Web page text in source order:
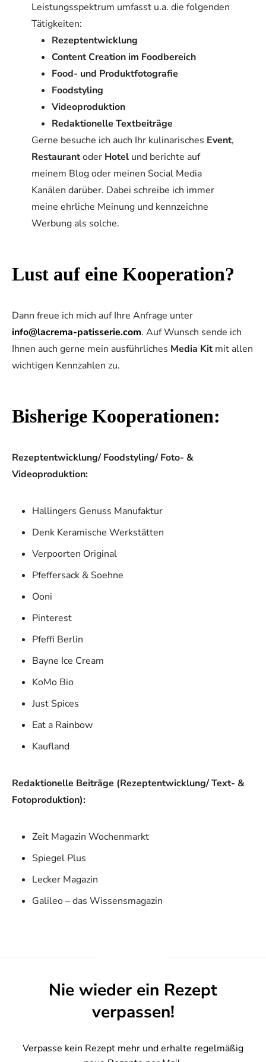
Leistungsspektrum umfasst u.a. die folgenden
Tätigkeiten:
Rezeptentwicklung
Content Creation im Foodbereich
Food- und Produktfotografie
Foodstyling
Videoproduktion
Redaktionelle Textbeiträge
Gerne besuche ich auch Ihr kulinarisches Event,
Restaurantoder Hotelund berichte auf
meinem Blog oder meinen Social Media
Kanälen darüber. Dabei schreibe ich immer
meine ehrliche Meinung und kennzeichne
Werbung als solche.
Lust auf eine Kooperation?
Dann freue ich mich auf Ihre Anfrage unter
info@lacrema-patisserie.com. Auf Wunsch sende ich
Ihnen auch gerne mein ausführliches Media Kitmit allen
wichtigen Kennzahlen zu.
Bisherige Kooperationen:
Rezeptentwicklung/ Foodstyling/ Foto- &
Videoproduktion:
Hallingers Genuss Manufaktur
Denk Keramische Werkstätten
Verpoorten Original
Pfeffersack & Soehne
Ooni
Pinterest
Pfeffi Berlin
Bayne Ice Cream
KoMo Bio
Just Spices
Eat a Rainbow
Kaufland
Redaktionelle Beiträge (Rezeptentwicklung/ Text- &
Fotoproduktion):
Zeit Magazin Wochenmarkt
Spiegel Plus
Lecker Magazin
Galileo – das Wissensmagazin
Nie wieder ein Rezept
verpassen!
Verpasse kein Rezept mehr und erhalte regelmäßig